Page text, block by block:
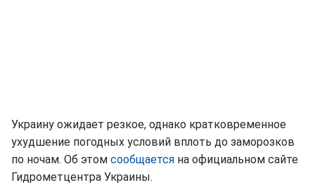
Украину ожидает резкое, однако кратковременное
ухудшение погодных условий вплоть до заморозков
по ночам. Об этом сообщается на официальном сайте
Гидрометцентра Украины.